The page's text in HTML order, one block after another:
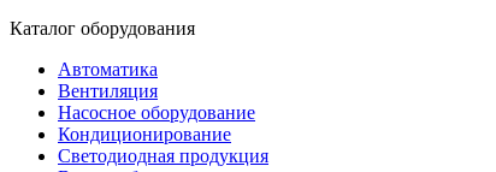
Каталог оборудования
Автоматика
Вентиляция
Насосное оборудование
Кондиционирование
Светодиодная продукция